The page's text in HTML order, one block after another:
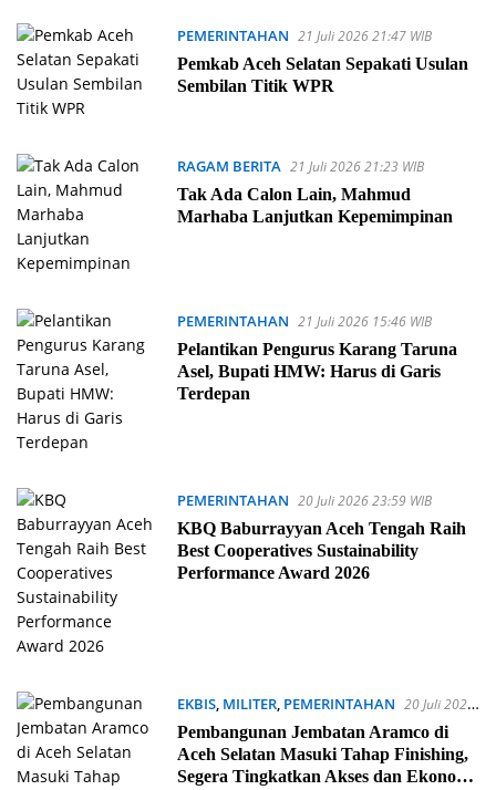
PEMERINTAHAN 21 Juli 2026 21:47 WIB
Pemkab Aceh Selatan Sepakati Usulan
Sembilan Titik WPR
RAGAM BERITA 21 Juli 2026 21:23 WIB
Tak Ada Calon Lain, Mahmud
Marhaba Lanjutkan Kepemimpinan
PEMERINTAHAN 21 Juli 2026 15:46 WIB
Pelantikan Pengurus Karang Taruna
Asel, Bupati HMW: Harus di Garis
Terdepan
PEMERINTAHAN 20 Juli 2026 23:59 WIB
KBQ Baburrayyan Aceh Tengah Raih
Best Cooperatives Sustainability
Performance Award 2026
EKBIS, MILITER, PEMERINTAHAN 20 Juli 2026
23:50 WIB
Pembangunan Jembatan Aramco di
Aceh Selatan Masuki Tahap Finishing,
Segera Tingkatkan Akses dan Ekonomi